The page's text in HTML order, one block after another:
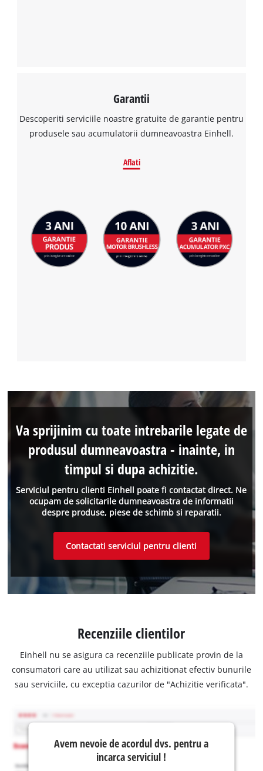
Garantii
Descoperiti serviciile noastre gratuite de garantie pentru
produsele sau acumulatorii dumneavoastra Einhell.
Aflati
Serviciul pentru clienti Einhell poate fi contactat direct. Ne
ocupam de solicitarile dumneavoastra de informatii
despre produse, piese de schimb si reparatii.
Va sprijinim cu toate intrebarile legate de
produsul dumneavoastra - inainte, in
timpul si dupa achizitie.
Contactati serviciul pentru clienti
Recenziile clientilor
Einhell nu se asigura ca recenziile publicate provin de la
consumatori care au utilizat sau achizitionat efectiv bunurile
sau serviciile, cu exceptia cazurilor de "Achizitie verificata".
Avem nevoie de acordul dvs. pentru a
incarca serviciul !